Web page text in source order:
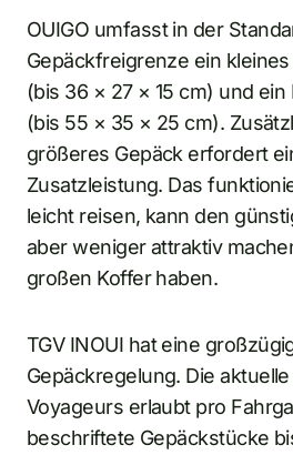
OUIGO umfasst in der
Gepäckfreigrenze ein
(bis 36 × 27 × 15 cm) und
(bis 55 × 35 × 25 cm).
größeres Gepäck erfordert
Zusatzleistung. Das
leicht reisen, kann den
aber weniger attraktiv
großen Koffer haben.
TGV INOUI hat eine
Gepäckregelung. Die
Voyageurs erlaubt pro
beschriftete Gepäckstücke